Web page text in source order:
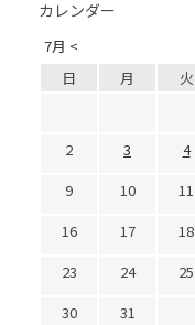
カレンダー
7月 <
日 月 火
2
3 4
9
10 11
16
17 18
23
24 25
30
31